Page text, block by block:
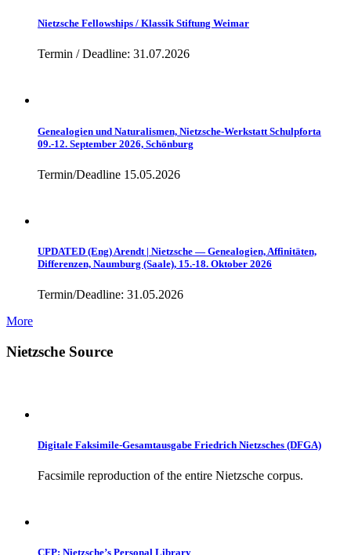
Nietzsche Fellowships / Klassik Stiftung Weimar
Termin / Deadline: 31.07.2026
Genealogien und Naturalismen, Nietzsche-Werkstatt Schulpforta
09.-12. September 2026, Schönburg
Termin/Deadline 15.05.2026
UPDATED (Eng) Arendt | Nietzsche — Genealogien, Affinitäten,
Differenzen, Naumburg (Saale), 15.-18. Oktober 2026
Termin/Deadline: 31.05.2026
More
Nietzsche Source
Digitale Faksimile-Gesamtausgabe Friedrich Nietzsches (DFGA)
Facsimile reproduction of the entire Nietzsche corpus.
CFP: Nietzsche’s Personal Library